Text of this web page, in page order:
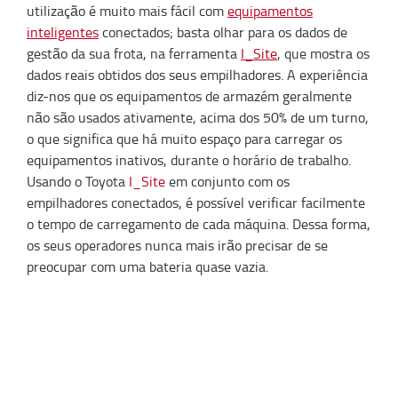
utilização é muito mais fácil comequipamentos
inteligentesconectados; basta olhar para os dados de
gestão da sua frota, na ferramenta I_Site, que mostra os
dados reais obtidos dos seus empilhadores. A experiência
diz-nos que os equipamentos de armazém geralmente
não são usados ativamente, acima dos 50% de um turno,
o que significa que há muito espaço para carregar os
equipamentos inativos, durante o horário de trabalho.
Usando o Toyota I_Siteem conjunto com os
empilhadores conectados, é possível verificar facilmente
o tempo de carregamento de cada máquina. Dessa forma,
os seus operadores nunca mais irão precisar de se
preocupar com uma bateria quase vazia.